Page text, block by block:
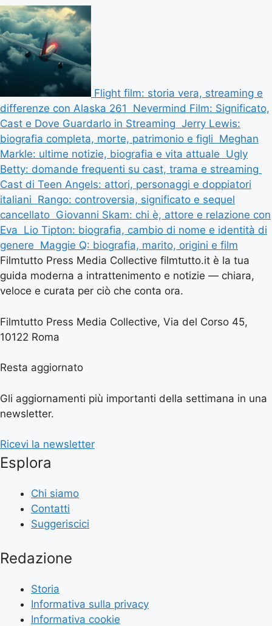
Flight film: storia vera, streaming e
differenze con Alaska 261
Nevermind Film: Significato,
Cast e Dove Guardarlo in Streaming Jerry Lewis:
biografia completa, morte, patrimonio e figli Meghan
Markle: ultime notizie, biografia e vita attuale Ugly
Betty: domande frequenti su cast, trama e streaming
Cast di Teen Angels: attori, personaggi e doppiatori
italiani Rango: controversia, significato e sequel
cancellato Giovanni Skam: chi è, attore e relazione con
Eva Lio Tipton: biografia, cambio di nome e identità di
genere Maggie Q: biografia, marito, origini e film
Filmtutto Press Media Collective filmtutto.it è la tua
guida moderna a intrattenimento e notizie — chiara,
veloce e curata per ciò che conta ora.
Filmtutto Press Media Collective, Via del Corso 45,
10122 Roma
Resta aggiornato
Gli aggiornamenti più importanti della settimana in una
newsletter.
Ricevi la newsletter
Esplora
Chi siamo
Contatti
Suggeriscici
Redazione
Storia
Informativa sulla privacy
Informativa cookie